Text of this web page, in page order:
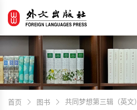
首页 图书 共同梦想第三辑（英文）